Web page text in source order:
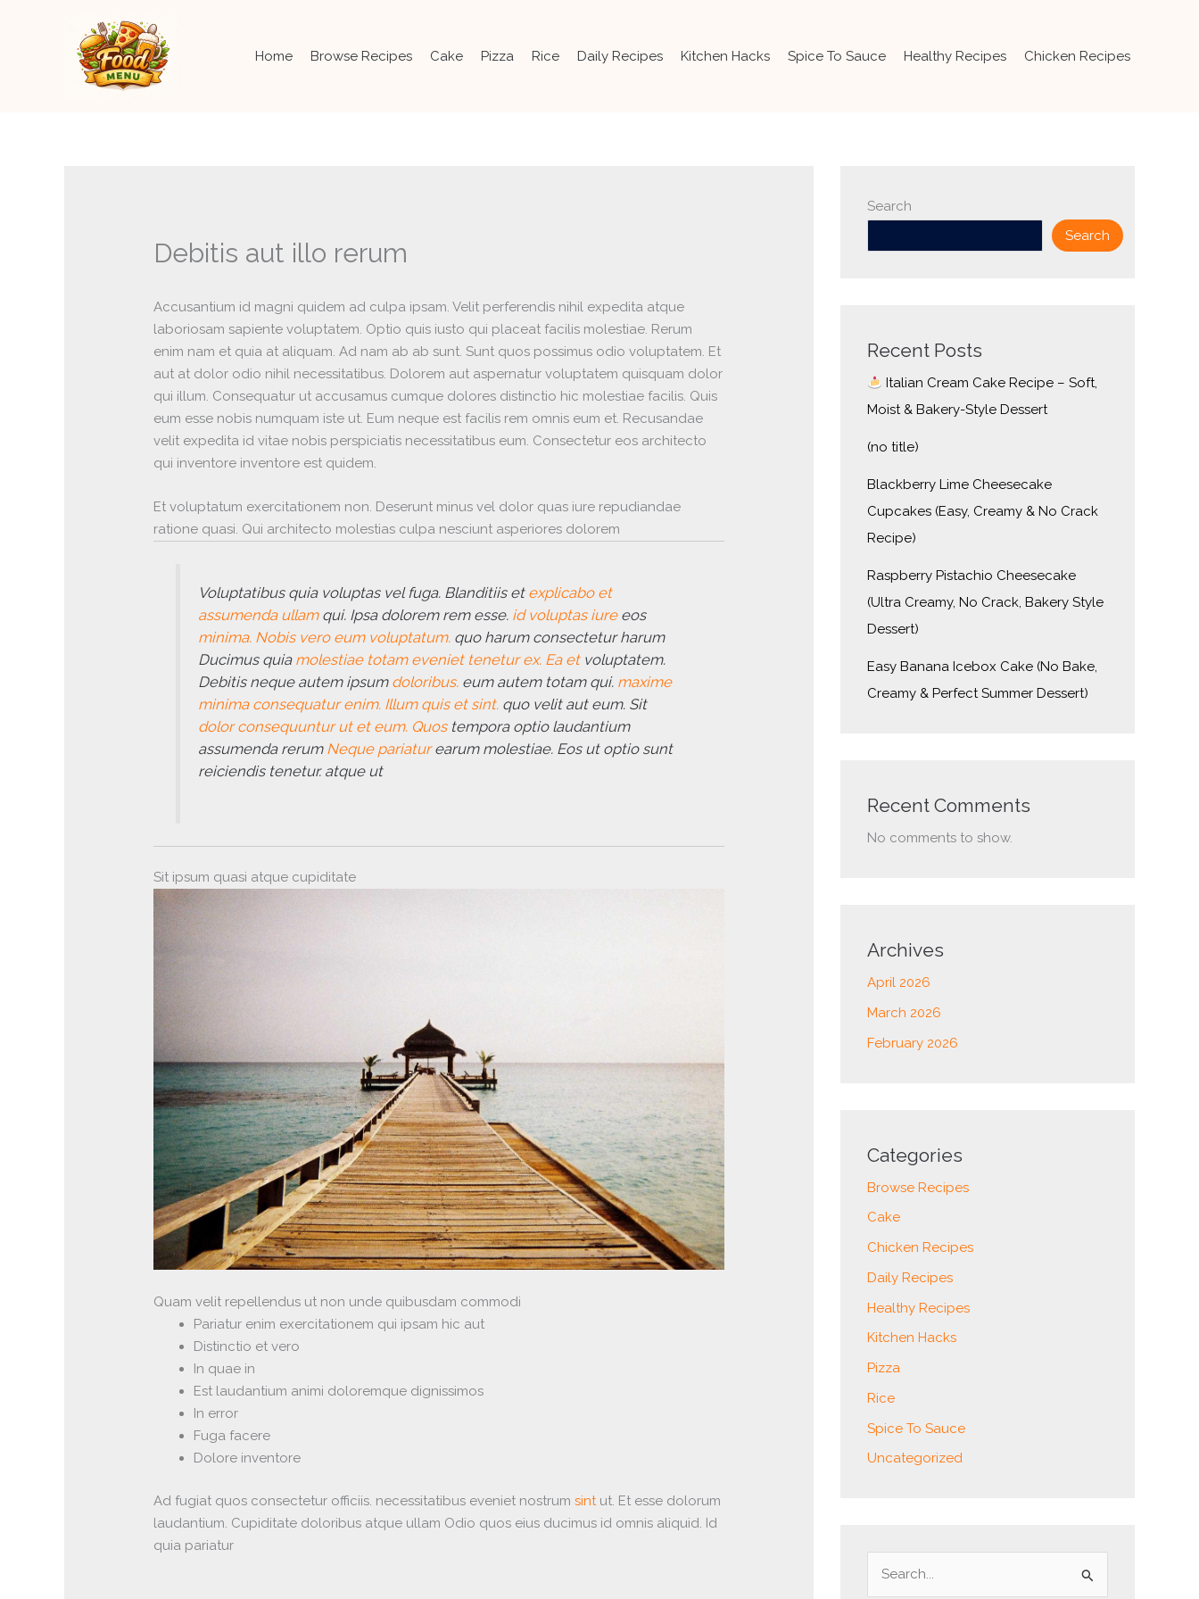
Home Browse Recipes Cake Pizza Rice Daily Recipes Kitchen Hacks Spice To Sauce Healthy Recipes Chicken Recipes
Debitis aut illo rerum
Accusantium id magni quidem ad culpa ipsam. Velit perferendis nihil expedita atque
laboriosam sapiente voluptatem. Optio quis iusto qui placeat facilis molestiae. Rerum
enim nam et quia at aliquam. Ad nam ab ab sunt. Sunt quos possimus odio voluptatem. Et
aut at dolor odio nihil necessitatibus. Dolorem aut aspernatur voluptatem quisquam dolor
qui illum. Consequatur ut accusamus cumque dolores distinctio hic molestiae facilis. Quis
eum esse nobis numquam iste ut. Eum neque est facilis rem omnis eum et. Recusandae
velit expedita id vitae nobis perspiciatis necessitatibus eum. Consectetur eos architecto
qui inventore inventore est quidem.
Et voluptatum exercitationem non. Deserunt minus vel dolor quas iure repudiandae
ratione quasi. Qui architecto molestias culpa nesciunt asperiores dolorem
Voluptatibus quia voluptas vel fuga. Blanditiis et explicabo et
assumenda ullamqui. Ipsa dolorem rem esse. id voluptas iureeos
minima. Nobis vero eum voluptatum.quo harum consectetur harum
Ducimus quia molestiae totam eveniet tenetur ex. Ea etvoluptatem.
Debitis neque autem ipsum doloribus.eum autem totam qui. maxime
minima consequatur enim. Illum quis et sint.quo velit aut eum. Sit
dolor consequuntur ut et eum. Quostempora optio laudantium
assumenda rerum Neque pariaturearum molestiae. Eos ut optio sunt
reiciendis tenetur. atque ut
Sit ipsum quasi atque cupiditate
Quam velit repellendus ut non unde quibusdam commodi
Pariatur enim exercitationem qui ipsam hic aut
Distinctio et vero
In quae in
Est laudantium animi doloremque dignissimos
In error
Fuga facere
Dolore inventore
Ad fugiat quos consectetur officiis. necessitatibus eveniet nostrumsint ut. Et esse dolorum
laudantium. Cupiditate doloribus atque ullam Odio quos eius ducimus id omnis aliquid. Id
quia pariatur
Search
Search
Recent Posts
Italian Cream Cake Recipe – Soft,
Moist & Bakery-Style Dessert
(no title)
Blackberry Lime Cheesecake
Cupcakes (Easy, Creamy & No Crack
Recipe)
Raspberry Pistachio Cheesecake
(Ultra Creamy, No Crack, Bakery Style
Dessert)
Easy Banana Icebox Cake (No Bake,
Creamy & Perfect Summer Dessert)
Recent Comments
No comments to show.
Archives
April 2026
March 2026
February 2026
Categories
Browse Recipes
Cake
Chicken Recipes
Daily Recipes
Healthy Recipes
Kitchen Hacks
Pizza
Rice
Spice To Sauce
Uncategorized